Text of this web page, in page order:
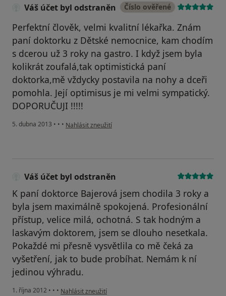
Váš účet byl odstraněn Číslo ověřené
Perfektní člověk, velmi kvalitní lékařka. Znám
paní doktorku z Dětské nemocnice, kam chodím
s dcerou už 3 roky na gastro. I když jsem byla
kolikrát zoufalá,tak optimistická paní
doktorka,mě vždycky postavila na nohy a dceři
pomohla. Její optimisus je mi velmi sympatický.
DOPORUČUJI !!!!!
5. dubna 2013 • • • podle názoru uživatele Váš účet byl odstraněn
Nahlásit zneužití
Váš účet byl odstraněn
K paní doktorce Bajerová jsem chodila 3 roky a
byla jsem maximálně spokojená. Profesionální
přístup, velice milá, ochotná. S tak hodným a
laskavým doktorem, jsem se dlouho nesetkala.
Pokaždé mi přesně vysvětlila co mě čeká za
vyšetření, jak to bude probíhat. Nemám k ní
jedinou výhradu.
1. října 2012 • • • podle názoru uživatele Váš účet byl odstraněn
Nahlásit zneužití